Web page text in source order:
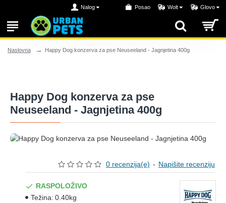
Nalog Posao Wolt Glovo
Naslovna Happy Dog konzerva za pse Neuseeland - Jagnjetina 400g
Happy Dog konzerva za pse
Neuseeland - Jagnjetina 400g
0 recenzija(e) - Napišite recenziju
RASPOLOŽIVO
Težina: 0.40kg